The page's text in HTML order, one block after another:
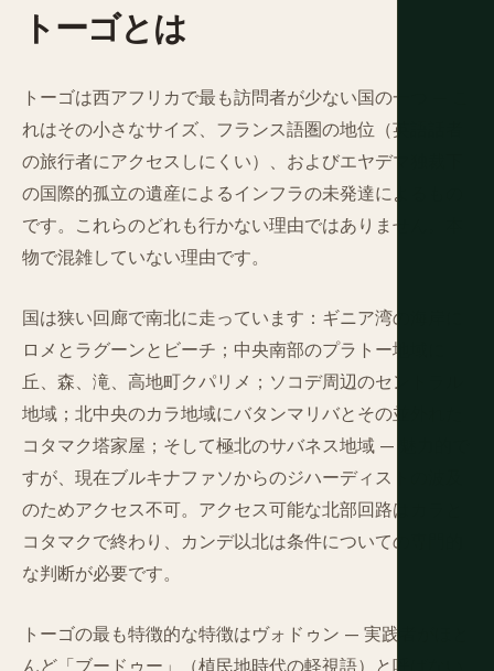
トーゴとは
トーゴは西アフリカで最も訪問者が少ない国の一つ — こ
れはその小さなサイズ、フランス語圏の地位（英語話者
の旅行者にアクセスしにくい）、およびエヤデマ独裁下
の国際的孤立の遺産によるインフラの未発達によるもの
です。これらのどれも行かない理由ではありません。本
物で混雑していない理由です。
国は狭い回廊で南北に走っています：ギニア湾の海岸に
ロメとラグーンとビーチ；中央南部のプラトー地域に
丘、森、滝、高地町クパリメ；ソコデ周辺のセントラル
地域；北中央のカラ地域にバタンマリバとその並外れた
コタマク塔家屋；そして極北のサバネス地域 — 魅力的で
すが、現在ブルキナファソからのジハーディストの波及
のためアクセス不可。アクセス可能な北部回路はカラと
コタマクで終わり、カンデ以北は条件についての専門的
な判断が必要です。
トーゴの最も特徴的な特徴はヴォドゥン — 実践者がほと
んど「ブードゥー」（植民地時代の軽視語）と呼ばない